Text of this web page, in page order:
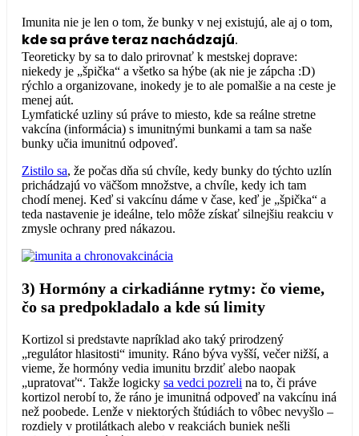
Imunita nie je len o tom, že bunky v nej existujú, ale aj o tom,
kde sa práve teraz nachádzajú.
Teoreticky by sa to dalo prirovnať k mestskej doprave:
niekedy je „špička“ a všetko sa hýbe (ak nie je zápcha :D)
rýchlo a organizovane, inokedy je to ale pomalšie a na ceste je
menej aút.
Lymfatické uzliny sú práve to miesto, kde sa reálne stretne
vakcína (informácia) s imunitnými bunkami a tam sa naše
bunky učia imunitnú odpoveď.
Zistilo sa, že počas dňa sú chvíle, kedy bunky do týchto uzlín
prichádzajú vo väčšom množstve, a chvíle, kedy ich tam
chodí menej. Keď si vakcínu dáme v čase, keď je „špička“ a
teda nastavenie je ideálne, telo môže získať silnejšiu reakciu v
zmysle ochrany pred nákazou.
3) Hormóny a cirkadiánne rytmy: čo vieme,
čo sa predpokladalo a kde sú limity
Kortizol si predstavte napríklad ako taký prirodzený
„regulátor hlasitosti“ imunity. Ráno býva vyšší, večer nižší, a
vieme, že hormóny vedia imunitu brzdiť alebo naopak
„upratovať“. Takže logickysa vedci pozreli na to, či práve
kortizol nerobí to, že ráno je imunitná odpoveď na vakcínu iná
než poobede. Lenže v niektorých štúdiách to vôbec nevyšlo –
rozdiely v protilátkach alebo v reakciách buniek nešli